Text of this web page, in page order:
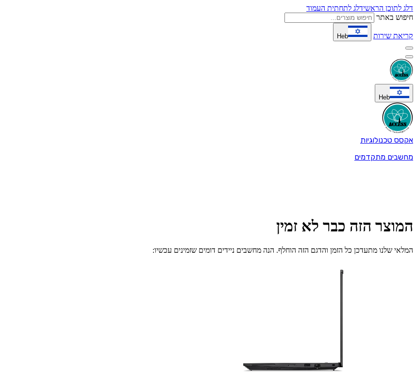
דלג לתוכן הראשידלג לתחתית העמוד
חיפוש באתר
קריאת שירות Heb
Heb
אקסס טכנולוגיות
מחשבים מתקדמים
המוצר הזה כבר לא זמין
המלאי שלנו מתעדכן כל הזמן והדגם הזה הוחלף. הנה מחשבים ניידים דומים שזמינים עכשיו: